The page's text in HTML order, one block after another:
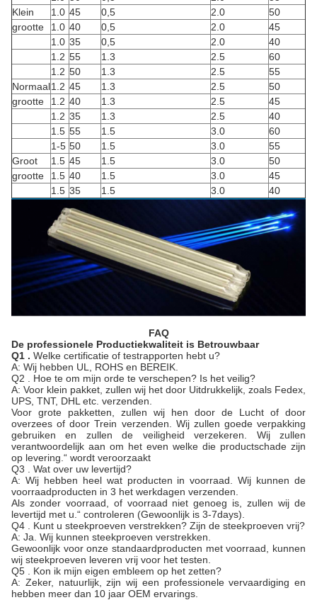
Klein
1.0 45 0,5 2.0
50
grootte
1.0 40 0,5 2.0
45
1.0 35 0,5 2.0
40
1.2 55 1.3 2.5
60
1.2 50 1.3 2.5
55
Normaal1.2 45 1.3 2.5
50
grootte
1.2 40 1.3 2.5
45
1.2 35 1.3 2.5
40
1.5 55 1.5 3.0
60
1-5 50 1.5 3.0
55
Groot
1.5 45 1.5 3.0
50
grootte
1.5 40 1.5 3.0
45
1.5 35 1.5 3.0 40
FAQ
De professionele Productiekwaliteit is Betrouwbaar
Q1 . Welke certificatie of testrapporten hebt u?
A: Wij hebben UL, ROHS en BEREIK.
Q2 . Hoe te om mijn orde te verschepen? Is het veilig?
A: Voor klein pakket, zullen wij het door Uitdrukkelijk, zoals Fedex,
UPS, TNT, DHL etc. verzenden.
Voor grote pakketten, zullen wij hen door de Lucht of door
overzees of door Trein verzenden. Wij zullen goede verpakking
gebruiken en zullen de veiligheid verzekeren. Wij zullen
verantwoordelijk aan om het even welke die productschade zijn
op levering.“ wordt veroorzaakt
Q3 . Wat over uw levertijd?
A: Wij hebben heel wat producten in voorraad. Wij kunnen de
voorraadproducten in 3 het werkdagen verzenden.
Als zonder voorraad, of voorraad niet genoeg is, zullen wij de
levertijd met u.“ controleren (Gewoonlijk is 3-7days).
Q4 . Kunt u steekproeven verstrekken? Zijn de steekproeven vrij?
A: Ja. Wij kunnen steekproeven verstrekken.
Gewoonlijk voor onze standaardproducten met voorraad, kunnen
wij steekproeven leveren vrij voor het testen.
Q5 . Kon ik mijn eigen embleem op het zetten?
A: Zeker, natuurlijk, zijn wij een professionele vervaardiging en
hebben meer dan 10 jaar OEM ervarings.